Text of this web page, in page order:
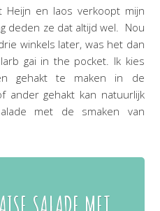
Heijn en laos verkoopt mijn
deden ze dat altijd wel. Nou
winkels later, was het dan
gai in the pocket. Ik kies
gehakt te maken in de
ander gehakt kan natuurlijk
met de smaken van